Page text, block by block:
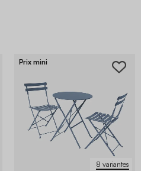
8 variantes
Prix mini